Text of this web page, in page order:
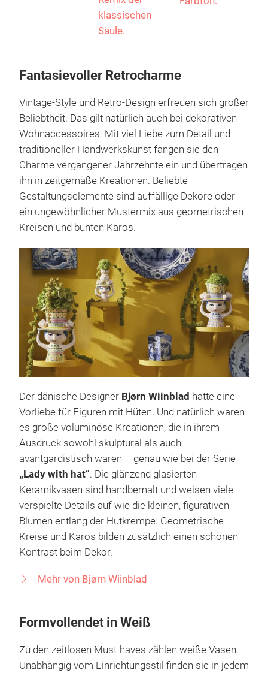
Remix der
klassischen
Säule.
Farbton.
Fantasievoller Retrocharme
Vintage-Style und Retro-Design erfreuen sich großer
Beliebtheit. Das gilt natürlich auch bei dekorativen
Wohnaccessoires. Mit viel Liebe zum Detail und
traditioneller Handwerkskunst fangen sie den
Charme vergangener Jahrzehnte ein und übertragen
ihn in zeitgemäße Kreationen. Beliebte
Gestaltungselemente sind auffällige Dekore oder
ein ungewöhnlicher Mustermix aus geometrischen
Kreisen und bunten Karos.
Der dänische Designer Bjørn Wiinblad hatte eine
Vorliebe für Figuren mit Hüten. Und natürlich waren
es große voluminöse Kreationen, die in ihrem
Ausdruck sowohl skulptural als auch
avantgardistisch waren – genau wie bei der Serie
„Lady with hat“ . Die glänzend glasierten
Keramikvasen sind handbemalt und weisen viele
verspielte Details auf wie die kleinen, figurativen
Blumen entlang der Hutkrempe. Geometrische
Kreise und Karos bilden zusätzlich einen schönen
Kontrast beim Dekor.
Mehr von Bjørn Wiinblad
Formvollendet in Weiß
Zu den zeitlosen Must-haves zählen weiße Vasen.
Unabhängig vom Einrichtungsstil finden sie in jedem